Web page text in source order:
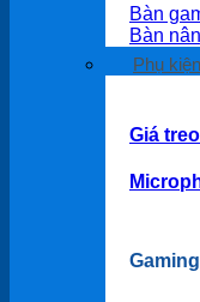
Bàn
Bàn
Phụ kiện
Giá